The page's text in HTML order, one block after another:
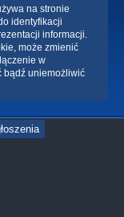
na stronie
identyfikacji
informacji.
może zmienić
w
bądź uniemożliwić